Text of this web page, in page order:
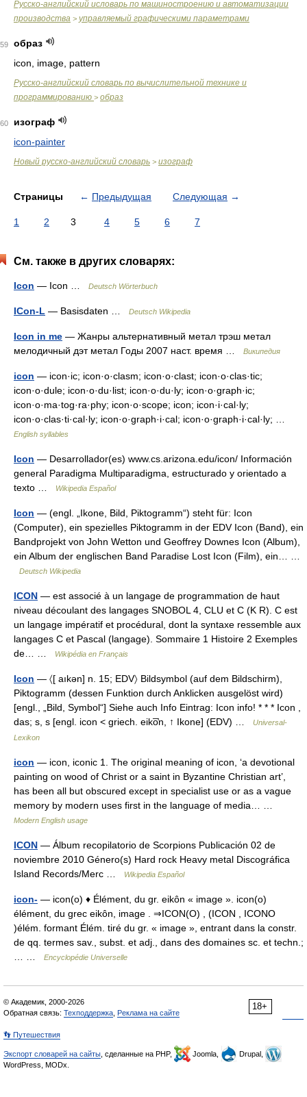
Русско-английский исловарь по машиностроению и автоматизации
производства > управляемый графическими параметрами
59
образ
icon, image, pattern
Русско-английский словарь по вычислительной технике и
программированию > образ
60
изограф
icon-painter
Новый русско-английский словарь > изограф
Страницы ← Предыдущая Следующая →
1 2 3 4 5 6 7
См. также в других словарях:
Icon — Icon … Deutsch Wörterbuch
ICon-L — Basisdaten … Deutsch Wikipedia
Icon in me — Жанры альтернативный метал трэш метал
мелодичный дэт метал Годы 2007 наст. время …
Википедия
icon — icon·ic; icon·o·clasm; icon·o·clast; icon·o·clas·tic;
icon·o·dule; icon·o·du·list; icon·o·du·ly; icon·o·graph·ic;
icon·o·ma·tog·ra·phy; icon·o·scope; icon; icon·i·cal·ly;
icon·o·clas·ti·cal·ly; icon·o·graph·i·cal; icon·o·graph·i·cal·ly; …
English syllables
Icon — Desarrollador(es) www.cs.arizona.edu/icon/ Información
general Paradigma Multiparadigma, estructurado y orientado a
texto …
Wikipedia Español
Icon — (engl. „Ikone, Bild, Piktogramm“) steht für: Icon
(Computer), ein spezielles Piktogramm in der EDV Icon (Band), ein
Bandprojekt von John Wetton und Geoffrey Downes Icon (Album),
ein Album der englischen Band Paradise Lost Icon (Film), ein… …
Deutsch Wikipedia
ICON — est associé à un langage de programmation de haut
niveau découlant des langages SNOBOL 4, CLU et C (K R). C est
un langage impératif et procédural, dont la syntaxe ressemble aux
langages C et Pascal (langage). Sommaire 1 Histoire 2 Exemples
de… …
Wikipédia en Français
Icon — 〈[ aıkən] n. 15; EDV〉 Bildsymbol (auf dem Bildschirm),
Piktogramm (dessen Funktion durch Anklicken ausgelöst wird)
[engl., „Bild, Symbol“] Siehe auch Info Eintrag: Icon info! * * * Icon ,
das; s, s [engl. icon < griech. eiko̅̓n, ↑ Ikone] (EDV) …
Universal-
Lexikon
icon — icon, iconic 1. The original meaning of icon, ‘a devotional
painting on wood of Christ or a saint in Byzantine Christian art’,
has been all but obscured except in specialist use or as a vague
memory by modern uses first in the language of media… …
Modern English usage
ICON — Álbum recopilatorio de Scorpions Publicación 02 de
noviembre 2010 Género(s) Hard rock Heavy metal Discográfica
Island Records/Merc …
Wikipedia Español
icon- — icon(o) ♦ Élément, du gr. eikôn « image ». icon(o)
élément, du grec eikôn, image . ⇒ICON(O) , (ICON , ICONO
)élém. formant Élém. tiré du gr. « image », entrant dans la constr.
de qq. termes sav., subst. et adj., dans des domaines sc. et techn.;
Encyclopédie Universelle
18+
© Академик, 2000-2026
Обратная связь: Техподдержка Реклама на сайте
👣 Путешествия
Экспорт словарей на сайты , сделанные на PHP, Joomla,
Drupal,
WordPress, MODx.